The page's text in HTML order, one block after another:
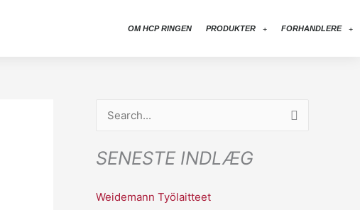
OM HCP RINGEN PRODUKTER FORHANDLERE
g
f
SENESTE INDLÆG
Weidemann Työlaitteet